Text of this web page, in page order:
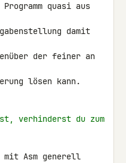
quasi aus
damit
der feiner an
lösen kann.
verhinderst du zum
mit Asm generell